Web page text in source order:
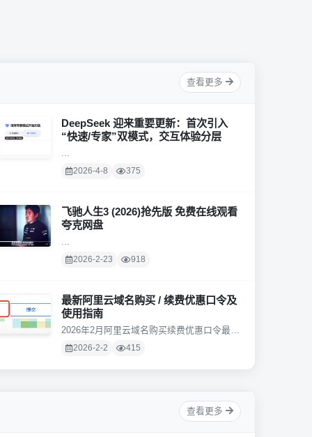
查看更多
DeepSeek 迎来重要更新：首次引入
“快速/专家”双模式，交互体验分层
...
2026-4-8 375
飞驰人生3 (2026)抢先版 免费在线观看
夸克网盘
...
2026-2-23 918
最新阿里云域名购买 / 续费优惠口令及
使用指南
2026年2月阿里云域名购买续费优惠口令最新
汇总！覆盖.com...
2026-2-2 415
查看更多